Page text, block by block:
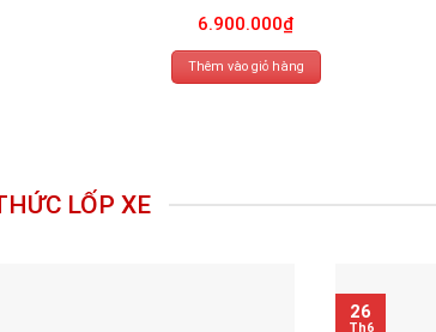
6.900.000₫
Thêm vào giỏ hàng
LỐP XE
26
Th6